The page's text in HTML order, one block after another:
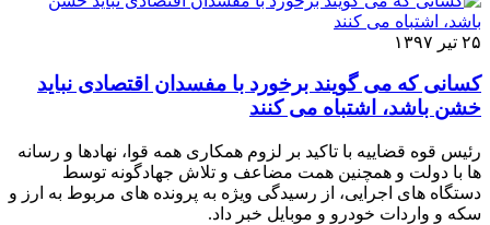
۲۵ تیر ۱۳۹۷
کسانی که می گویند برخورد با مفسدان اقتصادی نباید
خشن باشد، اشتباه می کنند
رئیس قوه قضاییه با تاکید بر لزوم همکاری همه قوا، نهادها و رسانه
ها با دولت و همچنین همت مضاعف و تلاش جهادگونه توسط
دستگاه های اجرایی، از رسیدگی ویژه به پرونده های مربوط به ارز و
سکه و واردات خودرو و موبایل خبر داد.